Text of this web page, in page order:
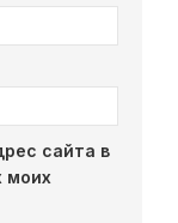
сайта в
моих